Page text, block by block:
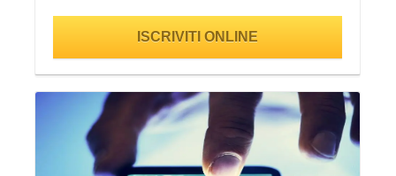
ISCRIVITI ONLINE